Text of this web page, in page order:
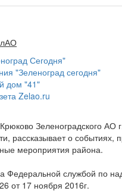
Сегодня"
"Зеленоград сегодня"
дом "41"
Zelao.ru
Зеленоградского
рассказывает о
мероприятия района.
Федеральной службой по
от 17 ноября 2016г.